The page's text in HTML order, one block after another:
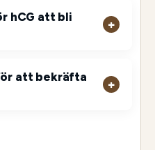
hCG att bli
att bekräfta